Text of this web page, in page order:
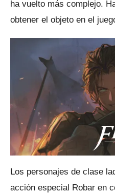
ha vuelto más complejo.
obtener el objeto en el
Los personajes de clase
acción especial Robar en